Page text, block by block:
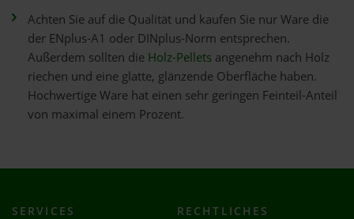
Achten Sie auf die Qualität und kaufen Sie nur Ware die
der ENplus-A1 oder DINplus-Norm entsprechen.
Außerdem sollten die Holz-Pellets angenehm nach Holz
riechen und eine glatte, glänzende Oberfläche haben.
Hochwertige Ware hat einen sehr geringen Feinteil-Anteil
von maximal einem Prozent.
SERVICES RECHTLICHES